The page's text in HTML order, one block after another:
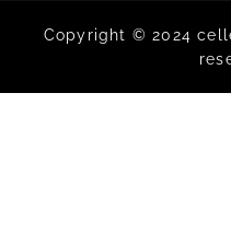
Copyright © 2024